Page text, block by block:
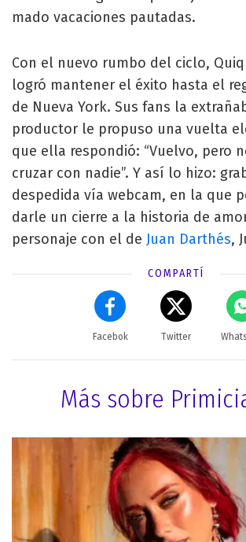
mado vacaciones pautadas.
Con el nuevo rumbo del ci­clo,
logró mantener el éxito hasta el
de Nueva York. Sus fans la
productor le propuso una vuelta
que ella respondió: “Vuelvo, pe­ro
cruzar con nadie”. Y así lo hizo:
despedida vía webcam, en la que
darle un cierre a la historia de
personaje con el de Juan Darthés,
COMPARTÍ
Facebok Twitter
Más sobre